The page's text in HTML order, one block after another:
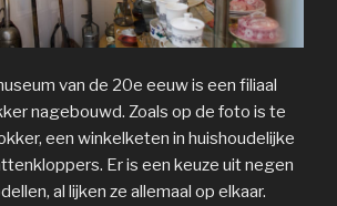
van de 20e eeuw is een filiaal
nagebouwd. Zoals op de foto is te
een winkelketen in huishoudelijke
Er is een keuze uit negen
al lijken ze allemaal op elkaar.